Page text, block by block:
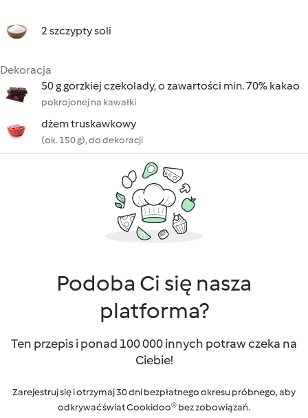
2 szczypty soli
Dekoracja
50 g gorzkiej czekolady, o zawartości min. 70% kakao
pokrojonej na kawałki
dżem truskawkowy
(ok. 150 g), do dekoracji
Podoba Ci się nasza
platforma?
Ten przepis i ponad 100 000 innych potraw czeka na
Ciebie!
Zarejestruj się i otrzymaj 30 dni bezpłatnego okresu próbnego, aby
odkrywać świat Cookidoo® bez zobowiązań.